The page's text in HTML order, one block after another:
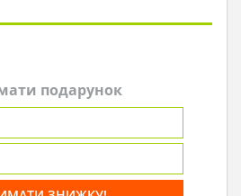
подарунок